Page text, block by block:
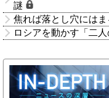
謎
焦れば落とし穴には
ロシアを動かす「二